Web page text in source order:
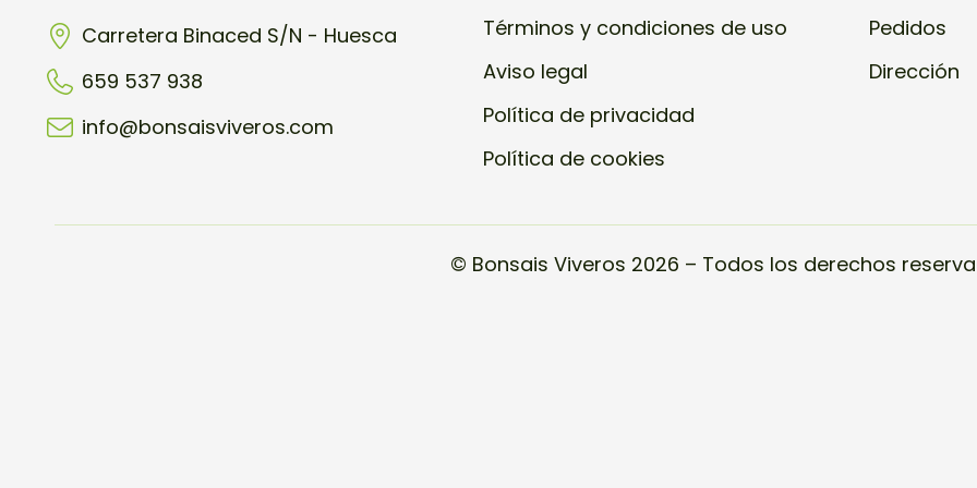
Carretera Binaced S/N - Huesca
659 537 938
info@bonsaisviveros.com
Términos y condiciones de uso
Aviso legal
Política de privacidad
Política de cookies
Pedidos
Dirección
© Bonsais Viveros 2026 – Todos los derechos